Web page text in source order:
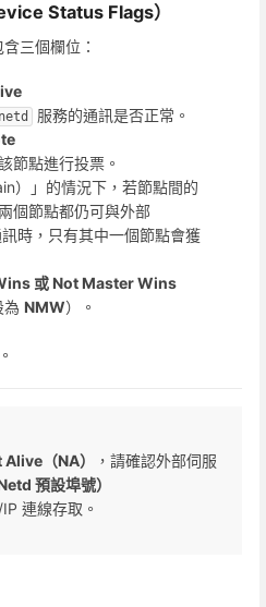
Status Flags）
三個欄位：
服務的通訊是否正常。
節點進行投票。
）」的情況下，若節點間的
個節點都仍可與外部
時，只有其中一個節點會獲
或 Not Master Wins
為 NMW）。
Alive（NA）
，請確認外部伺服
預設埠號）
連線存取。